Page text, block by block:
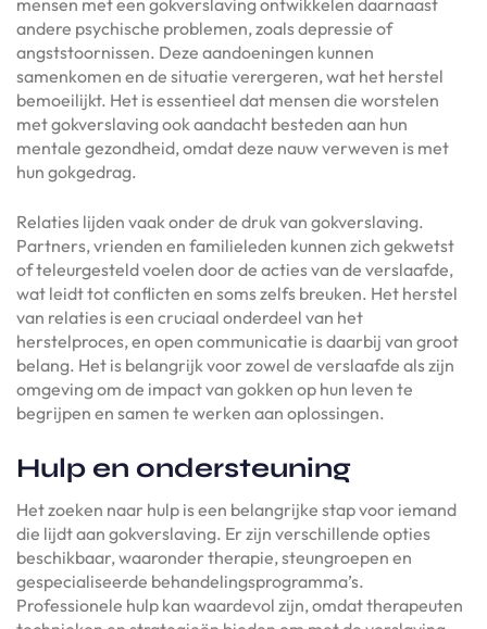
andere psychische problemen, zoals depressie of
angststoornissen. Deze aandoeningen kunnen
samenkomen en de situatie verergeren, wat het herstel
bemoeilijkt. Het is essentieel dat mensen die worstelen
met gokverslaving ook aandacht besteden aan hun
mentale gezondheid, omdat deze nauw verweven is met
hun gokgedrag.
Relaties lijden vaak onder de druk van gokverslaving.
Partners, vrienden en familieleden kunnen zich gekwetst
of teleurgesteld voelen door de acties van de verslaafde,
wat leidt tot conflicten en soms zelfs breuken. Het herstel
van relaties is een cruciaal onderdeel van het
herstelproces, en open communicatie is daarbij van groot
belang. Het is belangrijk voor zowel de verslaafde als zijn
omgeving om de impact van gokken op hun leven te
begrijpen en samen te werken aan oplossingen.
Hulp en ondersteuning
Het zoeken naar hulp is een belangrijke stap voor iemand
die lijdt aan gokverslaving. Er zijn verschillende opties
beschikbaar, waaronder therapie, steungroepen en
gespecialiseerde behandelingsprogramma’s.
Professionele hulp kan waardevol zijn, omdat therapeuten